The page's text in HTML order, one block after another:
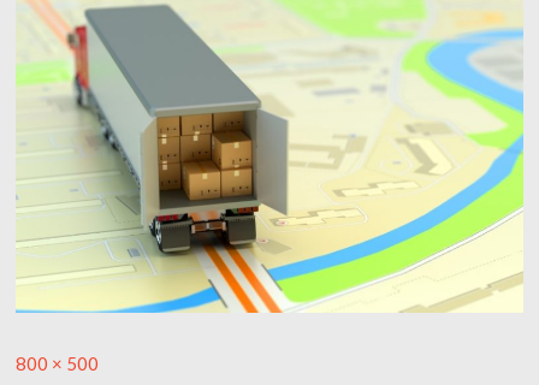
AI trong doanh nghiệp: Phân biệt RPA, workflow và AI agent
Ứng dụng AI trong doanh nghiệp để cắt giảm chi phí vận hành
Ứng dụng AI cho chăm sóc khách hàng giúp web phản hồi
24/7
AI agent cho doanh nghiệp khác chatbot truyền thống ra sao
Full
800 × 500